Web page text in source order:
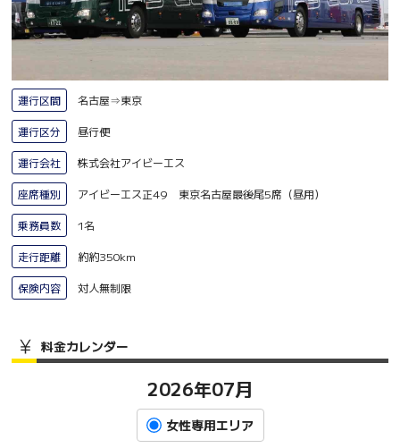
運行区間 名古屋⇒東京
運行区分 昼行便
運行会社 株式会社アイビーエス
座席種別 アイビーエス正49 東京名古屋最後尾5席（昼用）
乗務員数 1名
走行距離 約約350km
保険内容 対人無制限
料金カレンダー
2026年07月
女性専用エリア